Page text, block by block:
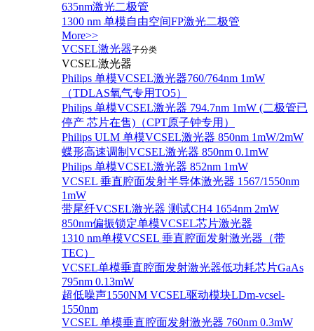
635nm激光二极管
1300 nm 单模自由空间FP激光二极管
More>>
VCSEL激光器子分类
VCSEL激光器
Philips 单模VCSEL激光器760/764nm 1mW
（TDLAS氧气专用TO5）
Philips 单模VCSEL激光器 794.7nm 1mW (二极管已
停产 芯片在售)（CPT原子钟专用）
Philips ULM 单模VCSEL激光器 850nm 1mW/2mW
蝶形高速调制VCSEL激光器 850nm 0.1mW
Philips 单模VCSEL激光器 852nm 1mW
VCSEL 垂直腔面发射半导体激光器 1567/1550nm
1mW
带尾纤VCSEL激光器 测试CH4 1654nm 2mW
850nm偏振锁定单模VCSEL芯片激光器
1310 nm单模VCSEL 垂直腔面发射激光器（带
TEC）
VCSEL单模垂直腔面发射激光器低功耗芯片GaAs
795nm 0.13mW
超低噪声1550NM VCSEL驱动模块LDm-vcsel-
1550nm
VCSEL 单模垂直腔面发射激光器 760nm 0.3mW